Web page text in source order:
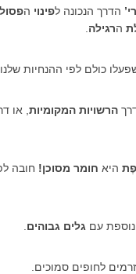
הדרך הנכונה לפינוי ה
הרגילה
שפעלו כולם לפי ההנחיות שלנו.
הרשויות המקומיות , או
היא חומר מסוכן! חובה
נוספת עם גלים גבוהים
לחופים סמוכים.